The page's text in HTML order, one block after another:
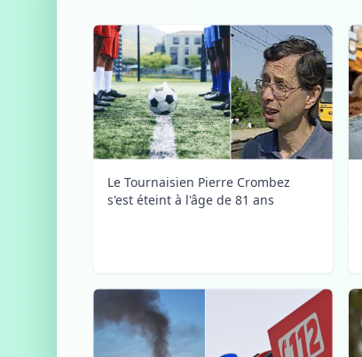
Le Tournaisien Pierre Crombez
s'est éteint à l'âge de 81 ans